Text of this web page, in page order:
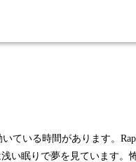
ている時間があります。
い眠りで夢を見ています